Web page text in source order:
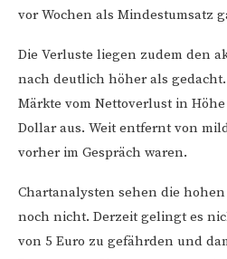
vor Wochen als Mindestumsatz
Die Verluste liegen zudem den
nach deutlich höher als
Märkte vom Nettoverlust in
Dollar aus. Weit entfernt von
vorher im Gespräch waren.
Chartanalysten sehen die
noch nicht. Derzeit gelingt es
von 5 Euro zu gefährden und